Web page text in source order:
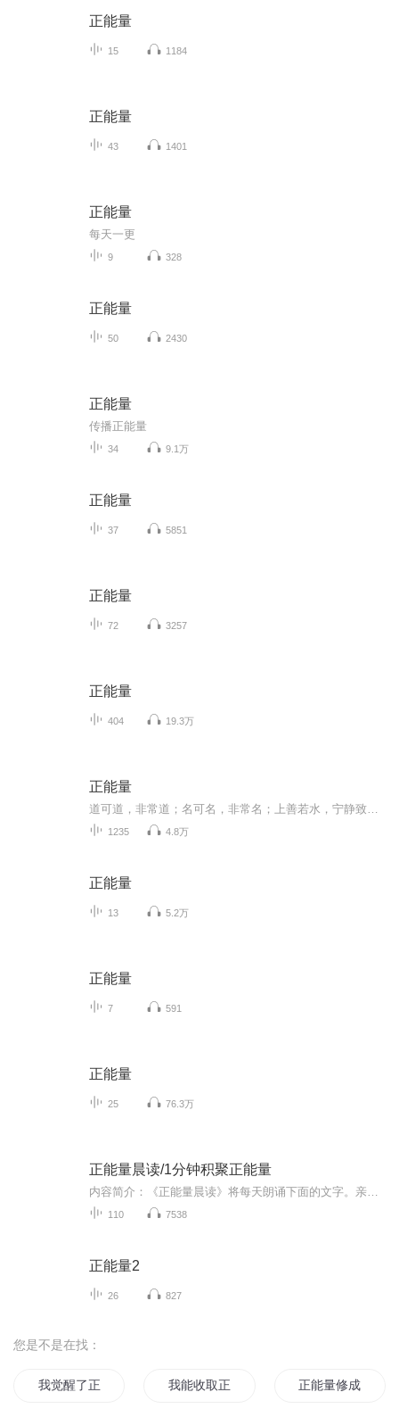
正能量
15 1184
正能量
43 1401
正能量
每天一更
9 328
正能量
50 2430
正能量
传播正能量
34 9.1万
正能量
37 5851
正能量
72 3257
正能量
404 19.3万
正能量
1235 4.8万
正能量
13 5.2万
正能量
7 591
正能量
25 76.3万
正能量晨读/1分钟积聚正能量
110 7538
正能量2
26 827
您是不是在找：
我觉醒了正能量 我能收取正能量 正能量修成奇遇记